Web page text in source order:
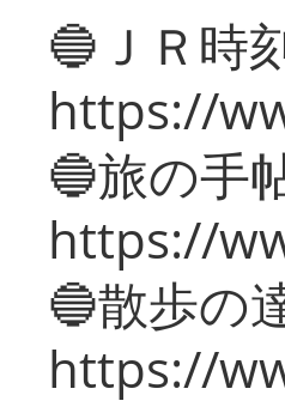
🔵ＪＲ時
https://
🔵旅の手
https://
🔵散歩の
https://